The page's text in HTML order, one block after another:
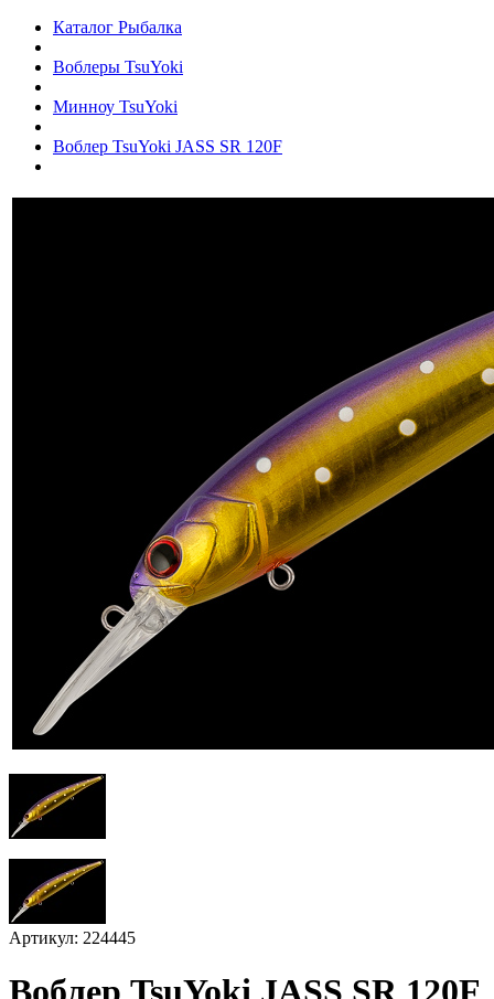
Каталог Рыбалка
Воблеры TsuYoki
Минноу TsuYoki
Воблер TsuYoki JASS SR 120F
Артикул: 224445